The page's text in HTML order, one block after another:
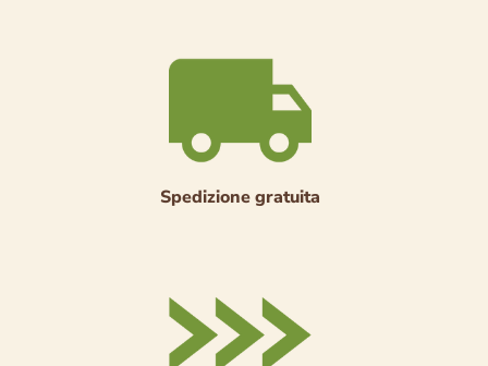
Spedizione gratuita